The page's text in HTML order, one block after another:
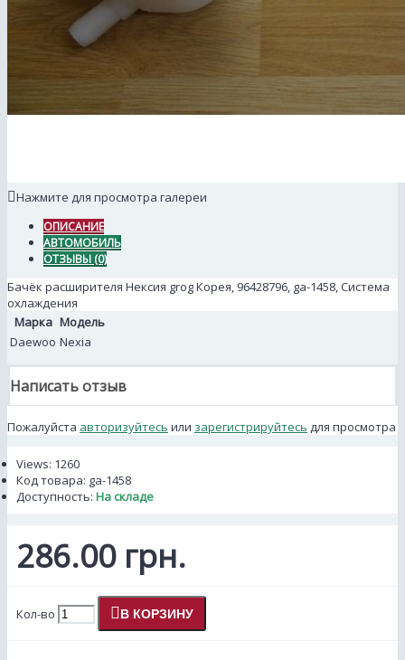
Нажмите для просмотра галереи
ОПИСАНИЕ
АВТОМОБИЛЬ
ОТЗЫВЫ (0)
Бачёк расширителя Нексия grog Корея, 96428796, ga-1458, Система
охлаждения
Марка Модель
Daewoo Nexia
Написать отзыв
Пожалуйста авторизуйтесь или зарегистрируйтесь для просмотра
Views: 1260
Код товара: ga-1458
Доступность: На складе
286.00 грн.
Кол-во В КОРЗИНУ